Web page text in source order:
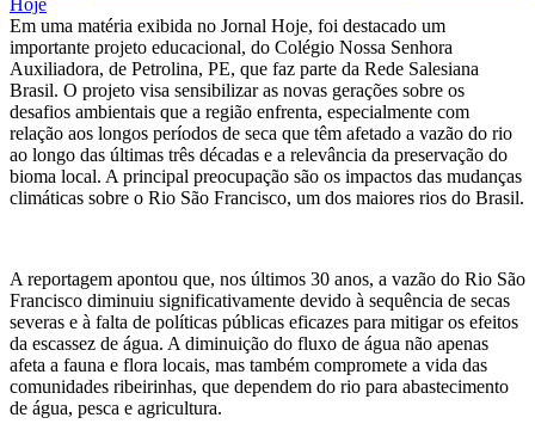
Em uma matéria exibida no Jornal Hoje, foi destacado um
importante projeto educacional, do Colégio Nossa Senhora
Auxiliadora, de Petrolina, PE, que faz parte da Rede Salesiana
Brasil. O projeto visa sensibilizar as novas gerações sobre os
desafios ambientais que a região enfrenta, especialmente com
relação aos longos períodos de seca que têm afetado a vazão do rio
ao longo das últimas três décadas e a relevância da preservação do
bioma local. A principal preocupação são os impactos das mudanças
climáticas sobre o Rio São Francisco, um dos maiores rios do Brasil.
A reportagem apontou que, nos últimos 30 anos, a vazão do Rio São
Francisco diminuiu significativamente devido à sequência de secas
severas e à falta de políticas públicas eficazes para mitigar os efeitos
da escassez de água. A diminuição do fluxo de água não apenas
afeta a fauna e flora locais, mas também compromete a vida das
comunidades ribeirinhas, que dependem do rio para abastecimento
de água, pesca e agricultura.